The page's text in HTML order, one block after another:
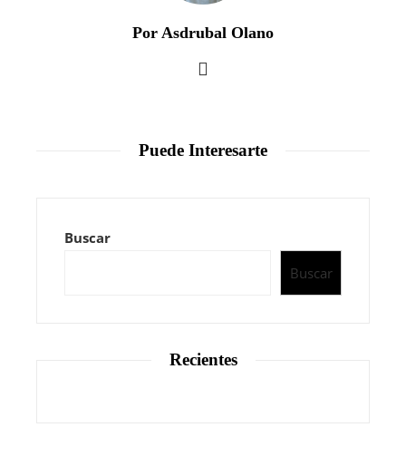
Por Asdrubal Olano
Puede Interesarte
Buscar
Buscar
Recientes